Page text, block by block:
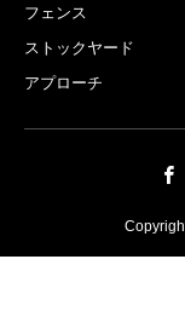
フェンス
ストックヤード
アプローチ